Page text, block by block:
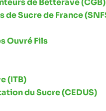
de Betterave (CGB)
Sucre de France
Ouvré Fils
(ITB)
du Sucre (CEDUS)